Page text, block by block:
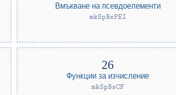
Вмъкване на псевдоелементи
mkSpBsPEI
Функции за изчисление
mkSpBsCF